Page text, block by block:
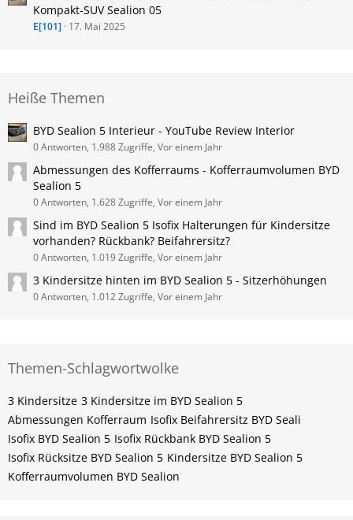
Kompakt-SUV Sealion 05
E[101] 17. Mai 2025
Heiße Themen
BYD Sealion 5 Interieur - YouTube Review Interior
0 Antworten, 1.988 Zugriffe, Vor einem Jahr
Abmessungen des Kofferraums - Kofferraumvolumen BYD
Sealion 5
0 Antworten, 1.628 Zugriffe, Vor einem Jahr
Sind im BYD Sealion 5 Isofix Halterungen für Kindersitze
vorhanden? Rückbank? Beifahrersitz?
0 Antworten, 1.019 Zugriffe, Vor einem Jahr
3 Kindersitze hinten im BYD Sealion 5 - Sitzerhöhungen
0 Antworten, 1.012 Zugriffe, Vor einem Jahr
Themen-Schlagwortwolke
3 Kindersitze 3 Kindersitze im BYD Sealion 5
Abmessungen Kofferraum Isofix Beifahrersitz BYD Seali
Isofix BYD Sealion 5 Isofix Rückbank BYD Sealion 5
Isofix Rücksitze BYD Sealion 5 Kindersitze BYD Sealion 5
Kofferraumvolumen BYD Sealion